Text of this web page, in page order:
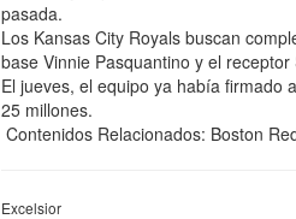
pasada.
Los Kansas City Royals buscan
base Vinnie Pasquantino y el receptor
El jueves, el equipo ya había firmado
25 millones.
Contenidos Relacionados: Boston
Excelsior